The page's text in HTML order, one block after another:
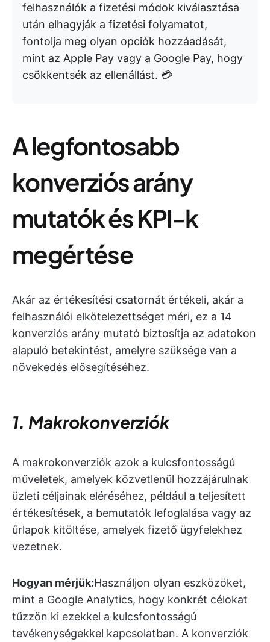
felhasználók a fizetési módok kiválasztása
után elhagyják a fizetési folyamatot,
fontolja meg olyan opciók hozzáadását,
mint az Apple Pay vagy a Google Pay, hogy
csökkentsék az ellenállást. 💳
A legfontosabb
konverziós arány
mutatók és KPI-k
megértése
Akár az értékesítési csatornát értékeli, akár a
felhasználói elkötelezettséget méri, ez a 14
konverziós arány mutató biztosítja az adatokon
alapuló betekintést, amelyre szüksége van a
növekedés elősegítéséhez.
1. Makrokonverziók
A makrokonverziók azok a kulcsfontosságú
műveletek, amelyek közvetlenül hozzájárulnak
üzleti céljainak eléréséhez, például a teljesített
értékesítések, a bemutatók lefoglalása vagy az
űrlapok kitöltése, amelyek fizető ügyfelekhez
vezetnek.
Hogyan mérjük:Használjon olyan eszközöket,
mint a Google Analytics, hogy konkrét célokat
tűzzön ki ezekkel a kulcsfontosságú
tevékenységekkel kapcsolatban. A konverziók